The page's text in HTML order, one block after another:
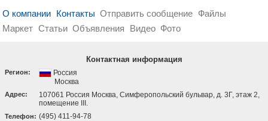
О компании Контакты Отправить сообщение Файлы
Маркет Статьи Объявления Видео Фото
Контактная информация
Регион:
Россия
Москва
Адрес:
107061 Россия Москва, Симферопольский бульвар, д. 3Г, этаж 2,
помещение III.
Телефон: (495) 411-94-78